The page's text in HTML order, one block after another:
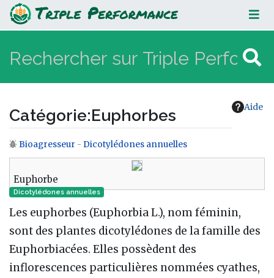
Euphorbes
Aide
Catégorie:Euphorbes
Aller à :navigation,rechercher
Bioagresseur - Dicotylédones annuelles
Euphorbe
Dicotylédones annuelles
Les euphorbes (Euphorbia L.), nom féminin,
sont des plantes dicotylédones de la famille des
Euphorbiacées. Elles possèdent des
inflorescences particulières nommées cyathes,